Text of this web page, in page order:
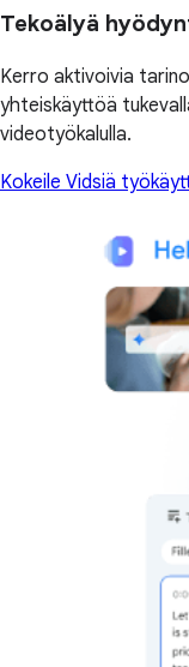
Tekoälyä
Kerro aktivoivia
yhteiskäyttöä
videotyökalulla.
Kokeile Vidsiä